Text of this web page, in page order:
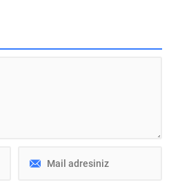
tam not aldı. Büyükşehir